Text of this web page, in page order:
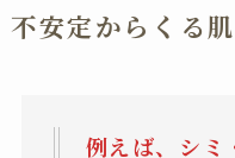
不安定からくる
例えば、シミ